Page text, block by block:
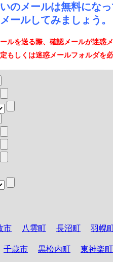
のメールは無料にな
ールしてみましょう。
ルを送る際、確認メールが迷惑
もしくは迷惑メールフォルダを
市 八雲町 長沼町 羽幌
千歳市 黒松内町 東神楽町